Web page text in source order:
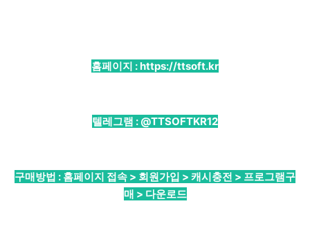
홈페이지 :https://ttsoft.kr
텔레그램 : @TTSOFTKR12
구매방법 : 홈페이지 접속 > 회원가입 > 캐시충전 > 프로그램구
매 > 다운로드